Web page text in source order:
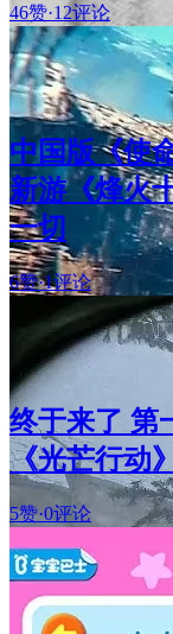
46赞·12评论
中国版《使
新游《烽火
一切
6赞·1评论
终于来了 第
《光芒行动
5赞·0评论